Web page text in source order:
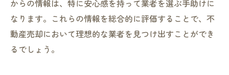
からの情報は、特に安心感を持って業者を選ぶ手助けに
なります。これらの情報を総合的に評価することで、不
動産売却において理想的な業者を見つけ出すことができ
るでしょう。